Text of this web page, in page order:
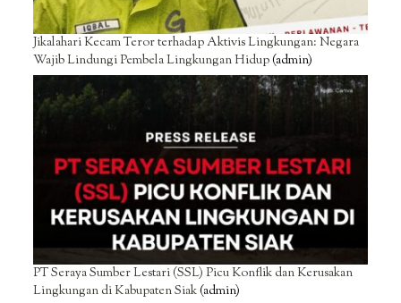
Jikalahari Kecam Teror terhadap Aktivis Lingkungan: Negara
Wajib Lindungi Pembela Lingkungan Hidup(admin)
PT Seraya Sumber Lestari (SSL) Picu Konflik dan Kerusakan
Lingkungan di Kabupaten Siak(admin)